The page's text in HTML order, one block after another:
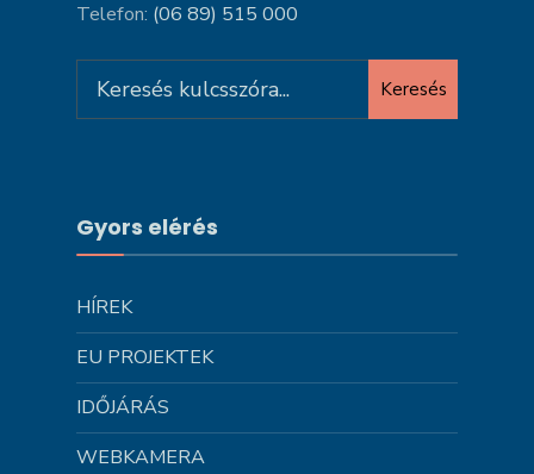
Telefon: (06 89) 515 000
for:
Keresés
Gyors elérés
HÍREK
EU PROJEKTEK
IDŐJÁRÁS
WEBKAMERA